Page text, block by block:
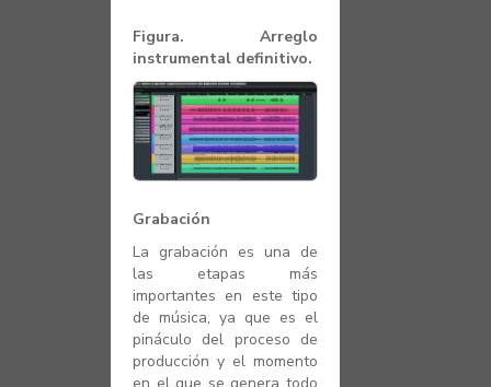
Figura. Arreglo
instrumental definitivo.
Grabación
La grabación es una de
las etapas más
importantes en este tipo
de música, ya que es el
pináculo del proceso de
producción y el momento